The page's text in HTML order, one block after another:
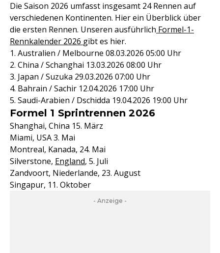
Die Saison 2026 umfasst insgesamt 24 Rennen auf
verschiedenen Kontinenten. Hier ein Überblick über
die ersten Rennen. Unseren ausführlich Formel-1-
Rennkalender 2026 gibt es hier.
1. Australien / Melbourne 08.03.2026 05:00 Uhr
2. China / Schanghai 13.03.2026 08:00 Uhr
3. Japan / Suzuka 29.03.2026 07:00 Uhr
4. Bahrain / Sachir 12.04.2026 17:00 Uhr
5. Saudi-Arabien / Dschidda 19.04.2026 19:00 Uhr
Formel 1 Sprintrennen 2026
Shanghai, China 15. März
Miami, USA 3. Mai
Montreal, Kanada, 24. Mai
Silverstone, England, 5. Juli
Zandvoort, Niederlande, 23. August
Singapur, 11. Oktober
- Anzeige -